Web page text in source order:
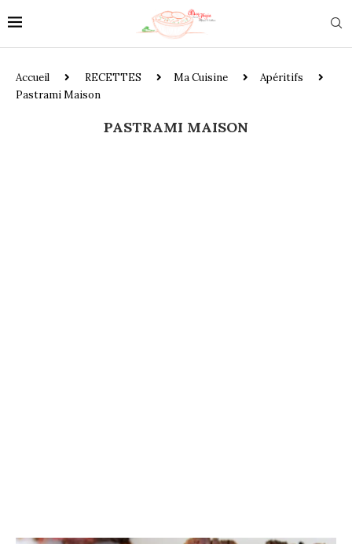
Accueil RECETTES Ma Cuisine
Apéritifs
Pastrami Maison
PASTRAMI MAISON